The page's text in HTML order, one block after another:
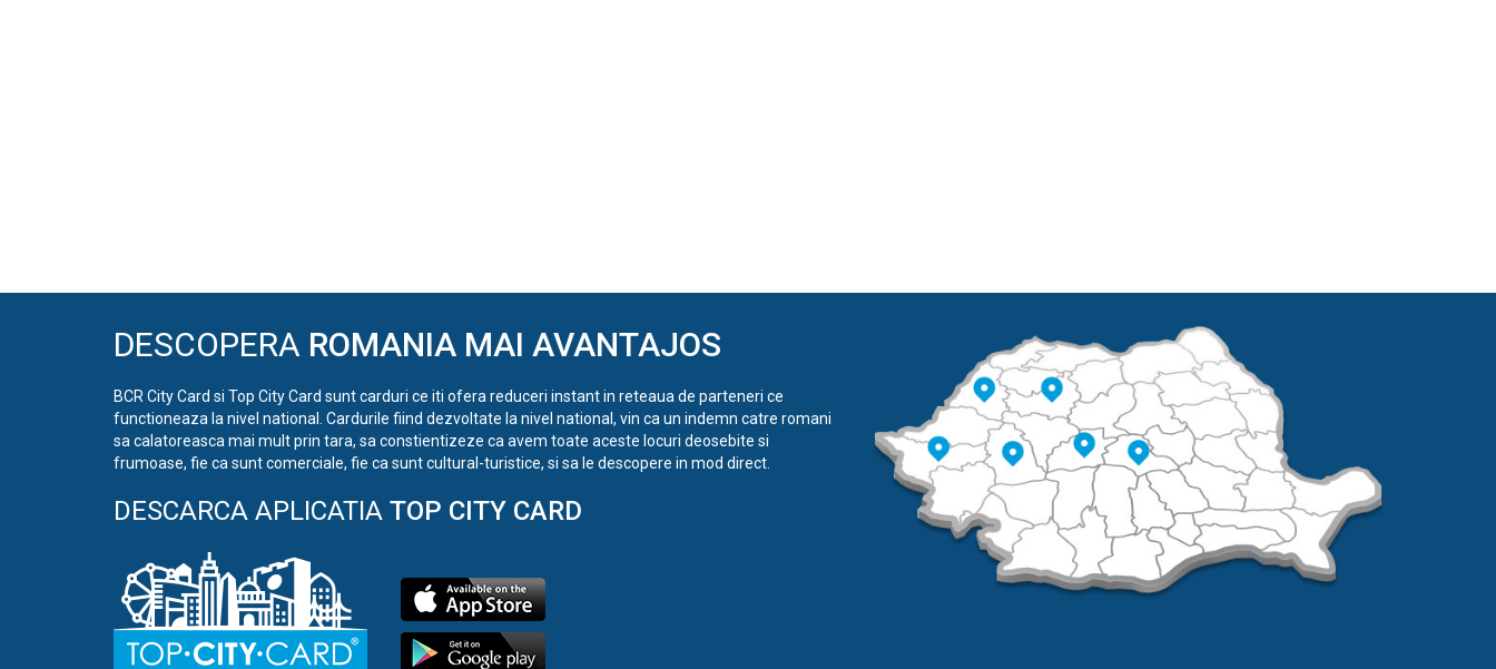
DESCOPERA ROMANIA MAI AVANTAJOS
BCR City Card si Top City Card sunt carduri ce iti ofera reduceri instant in reteaua de parteneri ce
functioneaza la nivel national. Cardurile fiind dezvoltate la nivel national, vin ca un indemn catre romani
sa calatoreasca mai mult prin tara, sa constientizeze ca avem toate aceste locuri deosebite si
frumoase, fie ca sunt comerciale, fie ca sunt cultural-turistice, si sa le descopere in mod direct.
DESCARCA APLICATIA TOP CITY CARD